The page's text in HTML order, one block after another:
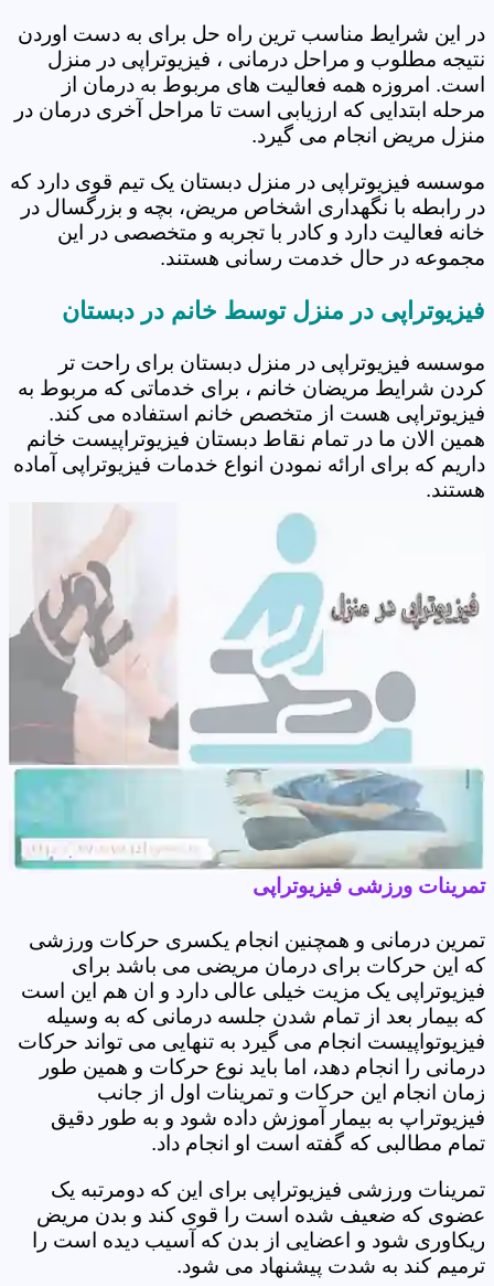
در این شرایط مناسب ترین راه حل برای به دست اوردن
نتیجه مطلوب و مراحل درمانی ، فیزیوتراپی در منزل
است. امروزه همه فعالیت های مربوط به درمان از
مرحله ابتدایی که ارزیابی است تا مراحل آخری درمان در
منزل مریض انجام می گیرد.
موسسه فیزیوتراپی در منزل دبستان یک تیم قوی دارد که
در رابطه با نگهداری اشخاص مریض، بچه و بزرگسال در
خانه فعالیت دارد و کادر با تجربه و متخصصی در این
مجموعه در حال خدمت رسانی هستند.
فیزیوتراپی در منزل توسط خانم در دبستان
موسسه فیزیوتراپی در منزل دبستان برای راحت تر
کردن شرایط مریضان خانم ، برای خدماتی که مربوط به
فیزیوتراپی هست از متخصص خانم استفاده می کند.
همین الان ما در تمام نقاط دبستان فیزیوتراپیست خانم
داریم که برای ارائه نمودن انواع خدمات فیزیوتراپی آماده
هستند.
تمرینات ورزشی فیزیوتراپی
تمرین درمانی و همچنین انجام یکسری حرکات ورزشی
که این حرکات برای درمان مریضی می باشد برای
فیزیوتراپی یک مزیت خیلی عالی دارد و ان هم این است
که بیمار بعد از تمام شدن جلسه درمانی که به وسیله
فیزیوتواپیست انجام می گیرد به تنهایی می تواند حرکات
درمانی را انجام دهد، اما باید نوع حرکات و همین طور
زمان انجام این حرکات و تمرینات اول از جانب
فیزیوتراپ به بیمار آموزش داده شود و به طور دقیق
تمام مطالبی که گفته است او انجام داد.
تمرینات ورزشی فیزیوتراپی برای این که دومرتبه یک
عضوی که ضعیف شده است را قوی کند و بدن مریض
ریکاوری شود و اعضایی از بدن که آسیب دیده است را
ترمیم کند به شدت پیشنهاد می شود.